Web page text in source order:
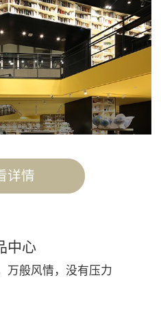
详情
中心
万般风情，没有压力